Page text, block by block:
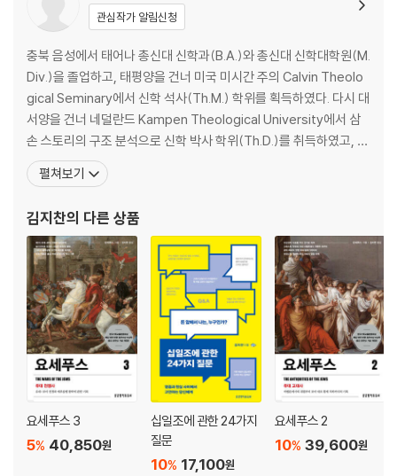
11. 마태복음의 십일조(마 23장) 십일조의 정신: 정의와 긍휼과 믿음
12. 누가복음의 십일조(눅 11장) 구제와 정결, 십일조와 하나님 사랑
13. 예수님의 비유 안의 십일조(눅 18장) 십일조와 칭의(의롭다 하심)의
관계
14. 히브리서의 십일조(히 7장) 십일조와 그리스도의 영원한 대제사장직
결론_십일조의 복음, 십일조의 율법
관심작가 알림신청
충북 음성에서 태어나 총신대 신학과(B.A.)와 총신대 신학대학원(M.
Div.)을 졸업하고, 태평양을 건너 미국 미시간 주의 Calvin Theolo
gical Seminary에서 신학 석사(Th.M.) 학위를 획득하였다. 다시 대
서양을 건너 네덜란드 Kampen Theological University에서 삼
손 스토리의 구조 분석으로 신학 박사 학위(Th.D.)를 취득하였고, 동
대학에서 3년간 네덜란드 정부 지원 연구조교(AIW; Research As
sistant)로 연구하였다. 1993년 귀국하여 현재 총신대학교 교수로
펼쳐보기
김지찬의 다른 상품
요세푸스 3
40,850원
5%
십일조에 관한 24가지
질문
17,100원
10%
요세푸스 2
39,600원
10%